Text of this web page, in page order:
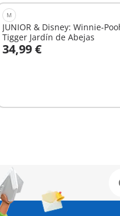
M
JUNIOR & Disney: Winnie-
Tigger Jardín de Abejas
34,99 €
A la cesta